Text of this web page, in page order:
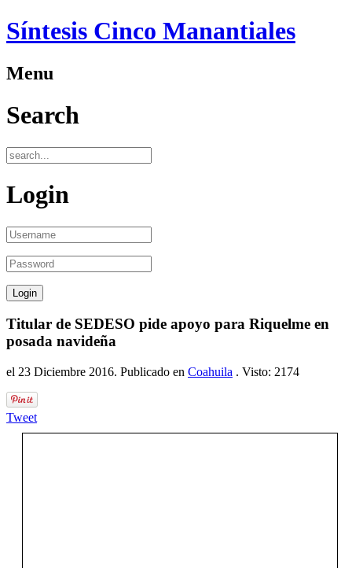
Síntesis Cinco Manantiales
Menu
Search
Login
Titular de SEDESO pide apoyo para Riquelme en
posada navideña
el 23 Diciembre 2016. Publicado en Coahuila . Visto: 2174
Tweet